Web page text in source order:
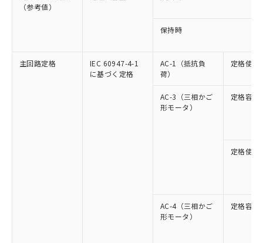
（参考値）
保持時
主回路定格
IEC 60947-4-1
に基づく定格
AC-1（抵抗負
荷）
定格使用
AC-3（三相かご
形モータ）
定格容量
定格使用
AC-4（三相かご
形モータ）
定格容量